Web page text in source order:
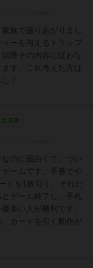
族で盛りあがりまし
ーを与えるトラップ
降その内容に従わな
す。これ考えた方は
！
充実
なのに面白くて、つい
ームです。手番でや
ドを1枚引く。それだ
ゲーム終了し、手札
多い人が勝利です。
カードを引く動作が